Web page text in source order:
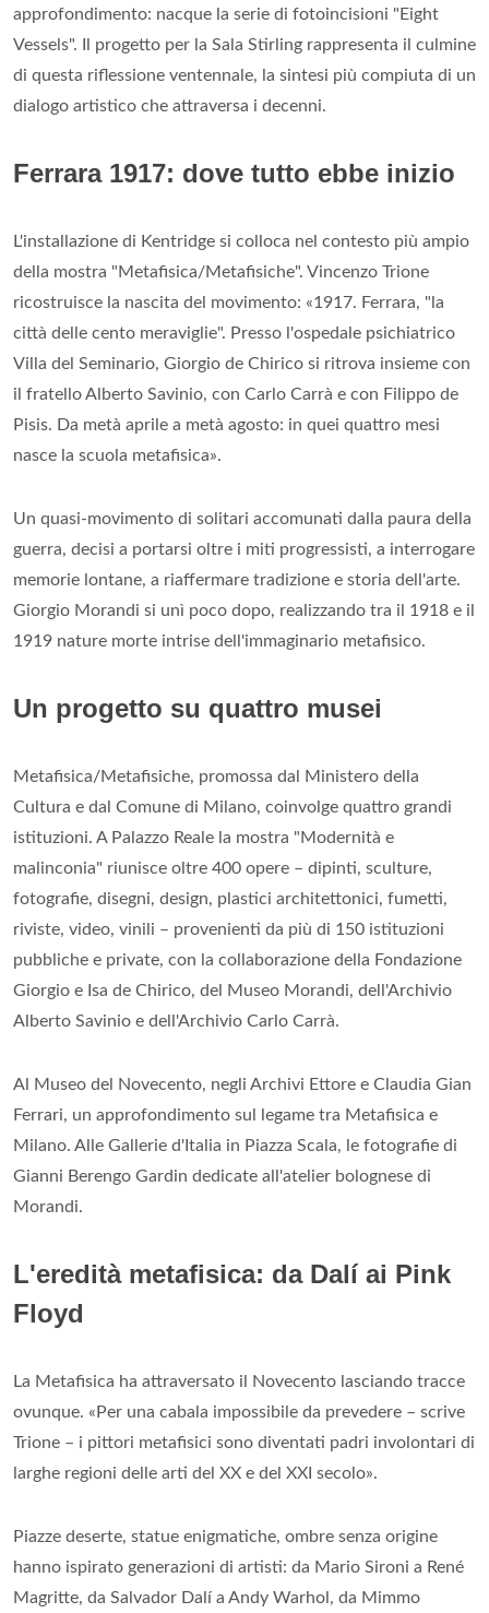
approfondimento: nacque la serie di fotoincisioni "Eight
Vessels". Il progetto per la Sala Stirling rappresenta il culmine
di questa riflessione ventennale, la sintesi più compiuta di un
dialogo artistico che attraversa i decenni.
Ferrara 1917: dove tutto ebbe inizio
L'installazione di Kentridge si colloca nel contesto più ampio
della mostra "Metafisica/Metafisiche". Vincenzo Trione
ricostruisce la nascita del movimento: «1917. Ferrara, "la
città delle cento meraviglie". Presso l'ospedale psichiatrico
Villa del Seminario, Giorgio de Chirico si ritrova insieme con
il fratello Alberto Savinio, con Carlo Carrà e con Filippo de
Pisis. Da metà aprile a metà agosto: in quei quattro mesi
nasce la scuola metafisica».
Un quasi-movimento di solitari accomunati dalla paura della
guerra, decisi a portarsi oltre i miti progressisti, a interrogare
memorie lontane, a riaffermare tradizione e storia dell'arte.
Giorgio Morandi si unì poco dopo, realizzando tra il 1918 e il
1919 nature morte intrise dell'immaginario metafisico.
Un progetto su quattro musei
Metafisica/Metafisiche, promossa dal Ministero della
Cultura e dal Comune di Milano, coinvolge quattro grandi
istituzioni. A Palazzo Reale la mostra "Modernità e
malinconia" riunisce oltre 400 opere – dipinti, sculture,
fotografie, disegni, design, plastici architettonici, fumetti,
riviste, video, vinili – provenienti da più di 150 istituzioni
pubbliche e private, con la collaborazione della Fondazione
Giorgio e Isa de Chirico, del Museo Morandi, dell'Archivio
Alberto Savinio e dell'Archivio Carlo Carrà.
Al Museo del Novecento, negli Archivi Ettore e Claudia Gian
Ferrari, un approfondimento sul legame tra Metafisica e
Milano. Alle Gallerie d'Italia in Piazza Scala, le fotografie di
Gianni Berengo Gardin dedicate all'atelier bolognese di
Morandi.
L'eredità metafisica: da Dalí ai Pink
Floyd
La Metafisica ha attraversato il Novecento lasciando tracce
ovunque. «Per una cabala impossibile da prevedere – scrive
Trione – i pittori metafisici sono diventati padri involontari di
larghe regioni delle arti del XX e del XXI secolo».
Piazze deserte, statue enigmatiche, ombre senza origine
hanno ispirato generazioni di artisti: da Mario Sironi a René
Magritte, da Salvador Dalí a Andy Warhol, da Mimmo